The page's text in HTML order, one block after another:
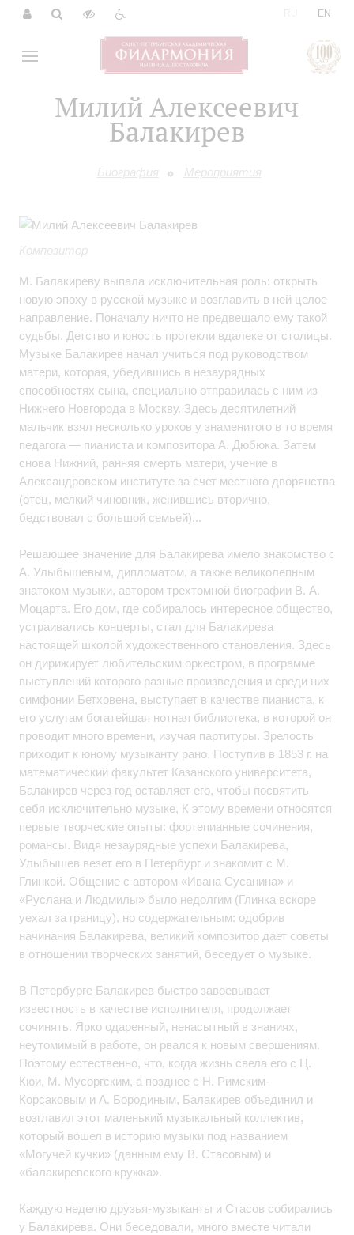
EN
Милий Алексеевич
Балакирев
Биография Мероприятия
Композитор
М. Балакиреву выпала исключительная роль: открыть
новую эпоху в русской музыке и возглавить в ней целое
направление. Поначалу ничто не предвещало ему такой
судьбы. Детство и юность протекли вдалеке от столицы.
Музыке Балакирев начал учиться под руководством
матери, которая, убедившись в незаурядных
способностях сына, специально отправилась с ним из
Нижнего Новгорода в Москву. Здесь десятилетний
мальчик взял несколько уроков у знаменитого в то время
педагога — пианиста и композитора А. Дюбюка. Затем
снова Нижний, ранняя смерть матери, учение в
Александровском институте за счет местного дворянства
(отец, мелкий чиновник, женившись вторично,
бедствовал с большой семьей)...
Решающее значение для Балакирева имело знакомство с
А. Улыбышевым, дипломатом, а также великолепным
знатоком музыки, автором трехтомной биографии В. А.
Моцарта. Его дом, где собиралось интересное общество,
устраивались концерты, стал для Балакирева
настоящей школой художественного становления. Здесь
он дирижирует любительским оркестром, в программе
выступлений которого разные произведения и среди них
симфонии Бетховена, выступает в качестве пианиста, к
его услугам богатейшая нотная библиотека, в которой он
проводит много времени, изучая партитуры. Зрелость
приходит к юному музыканту рано. Поступив в 1853 г. на
математический факультет Казанского университета,
Балакирев через год оставляет его, чтобы посвятить
себя исключительно музыке, К этому времени относятся
первые творческие опыты: фортепианные сочинения,
романсы. Видя незаурядные успехи Балакирева,
Улыбышев везет его в Петербург и знакомит с М.
Глинкой. Общение с автором «Ивана Сусанина» и
«Руслана и Людмилы» было недолгим (Глинка вскоре
уехал за границу), но содержательным: одобрив
начинания Балакирева, великий композитор дает советы
в отношении творческих занятий, беседует о музыке.
В Петербурге Балакирев быстро завоевывает
известность в качестве исполнителя, продолжает
сочинять. Ярко одаренный, ненасытный в знаниях,
неутомимый в работе, он рвался к новым свершениям.
Поэтому естественно, что, когда жизнь свела его с Ц.
Кюи, М. Мусоргским, а позднее с Н. Римским-
Корсаковым и A. Бородиным, Балакирев объединил и
возглавил этот маленький музыкальный коллектив,
который вошел в историю музыки под названием
«Могучей кучки» (данным ему B. Стасовым) и
«балакиревского кружка».
Каждую неделю друзья-музыканты и Стасов собирались
у Балакирева. Они беседовали, много вместе читали